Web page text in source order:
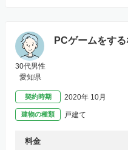
PCゲームをす
30代男性
愛知県
契約時期 2020年 10月
建物の種類 戸建て
料金